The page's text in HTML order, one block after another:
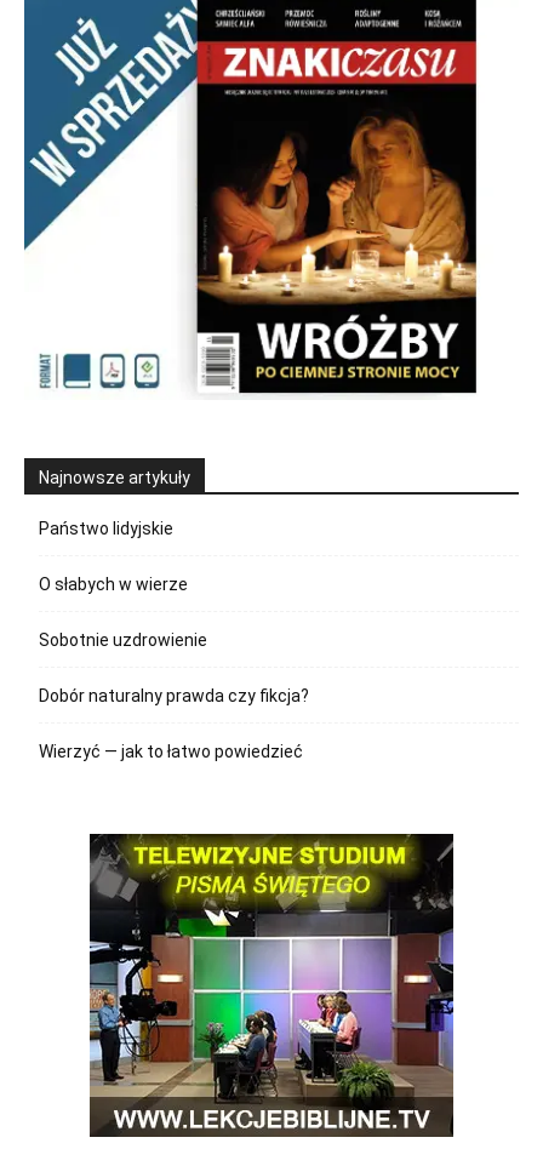
Najnowsze artykuły
Państwo lidyjskie
O słabych w wierze
Sobotnie uzdrowienie
Dobór naturalny prawda czy fikcja?
Wierzyć — jak to łatwo powiedzieć